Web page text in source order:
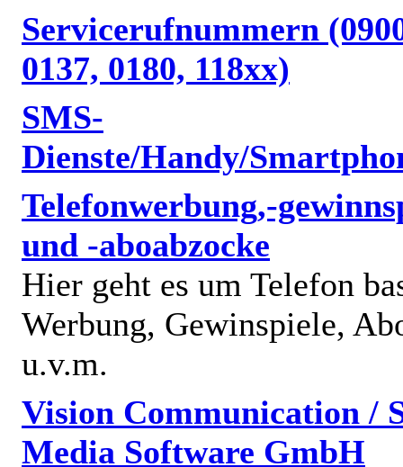
Servicerufnummern
0137, 0180, 118xx)
SMS-
Dienste/Handy/
Telefonwerbung,-
und -aboabzocke
Hier geht es um Telefon
Werbung, Gewinspiele,
u.v.m.
Vision Communication /
Media Software GmbH